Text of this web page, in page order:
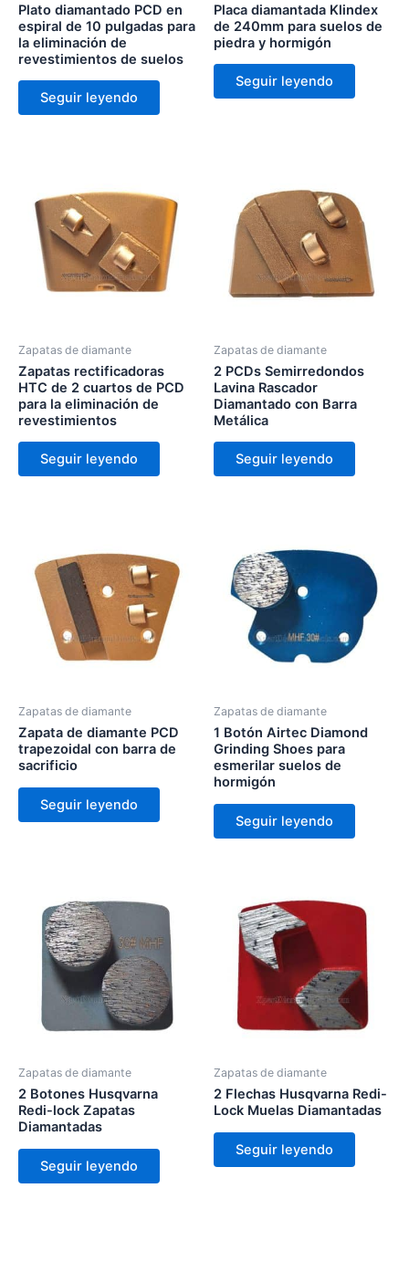
Plato diamantado PCD en
espiral de 10 pulgadas para
la eliminación de
revestimientos de suelos
Seguir leyendo
Placa diamantada Klindex
de 240mm para suelos de
piedra y hormigón
Seguir leyendo
Zapatas de diamante
Zapatas rectificadoras
HTC de 2 cuartos de PCD
para la eliminación de
revestimientos
Seguir leyendo
Zapatas de diamante
2 PCDs Semirredondos
Lavina Rascador
Diamantado con Barra
Metálica
Seguir leyendo
Zapatas de diamante
Zapata de diamante PCD
trapezoidal con barra de
sacrificio
Seguir leyendo
Zapatas de diamante
1 Botón Airtec Diamond
Grinding Shoes para
esmerilar suelos de
hormigón
Seguir leyendo
Zapatas de diamante
2 Botones Husqvarna
Redi-lock Zapatas
Diamantadas
Seguir leyendo
Zapatas de diamante
2 Flechas Husqvarna Redi-
Lock Muelas Diamantadas
Seguir leyendo